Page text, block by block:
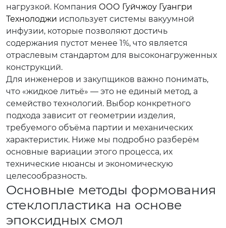
нагрузкой. Компания ООО Гуйчжоу Гуангри
Технолоджи использует системы вакуумной
инфузии, которые позволяют достичь
содержания пустот менее 1%, что является
отраслевым стандартом для высоконагруженных
конструкций.
Для инженеров и закупщиков важно понимать,
что «жидкое литьё» — это не единый метод, а
семейство технологий. Выбор конкретного
подхода зависит от геометрии изделия,
требуемого объёма партии и механических
характеристик. Ниже мы подробно разберём
основные вариации этого процесса, их
технические нюансы и экономическую
целесообразность.
Основные методы формования
стеклопластика на основе
эпоксидных смол